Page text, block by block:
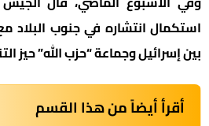
استكمال انتشاره في جنوب البلاد
بين إسرائيل وجماعة “حزب الله” حيز
أقرأ أيضاً من هذا القسم